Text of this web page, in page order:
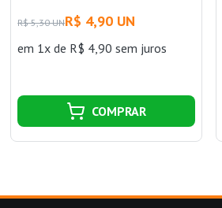
R$ 5,30 UNR$ 4,90 UN
em 1x de R$ 4,90 sem juros
COMPRAR